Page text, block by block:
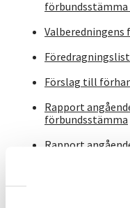
förbundsstämma
Förslag till
Rapport
förbundsstämma
Rapport